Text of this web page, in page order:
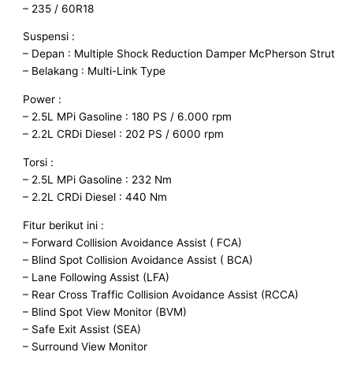
– 235 / 60R18
Suspensi :
– Depan : Multiple Shock Reduction Damper McPherson Strut
– Belakang : Multi-Link Type
Power :
– 2.5L MPi Gasoline : 180 PS / 6.000 rpm
– 2.2L CRDi Diesel : 202 PS / 6000 rpm
Torsi :
– 2.5L MPi Gasoline : 232 Nm
– 2.2L CRDi Diesel : 440 Nm
Fitur berikut ini :
– Forward Collision Avoidance Assist ( FCA)
– Blind Spot Collision Avoidance Assist ( BCA)
– Lane Following Assist (LFA)
– Rear Cross Traffic Collision Avoidance Assist (RCCA)
– Blind Spot View Monitor (BVM)
– Safe Exit Assist (SEA)
– Surround View Monitor